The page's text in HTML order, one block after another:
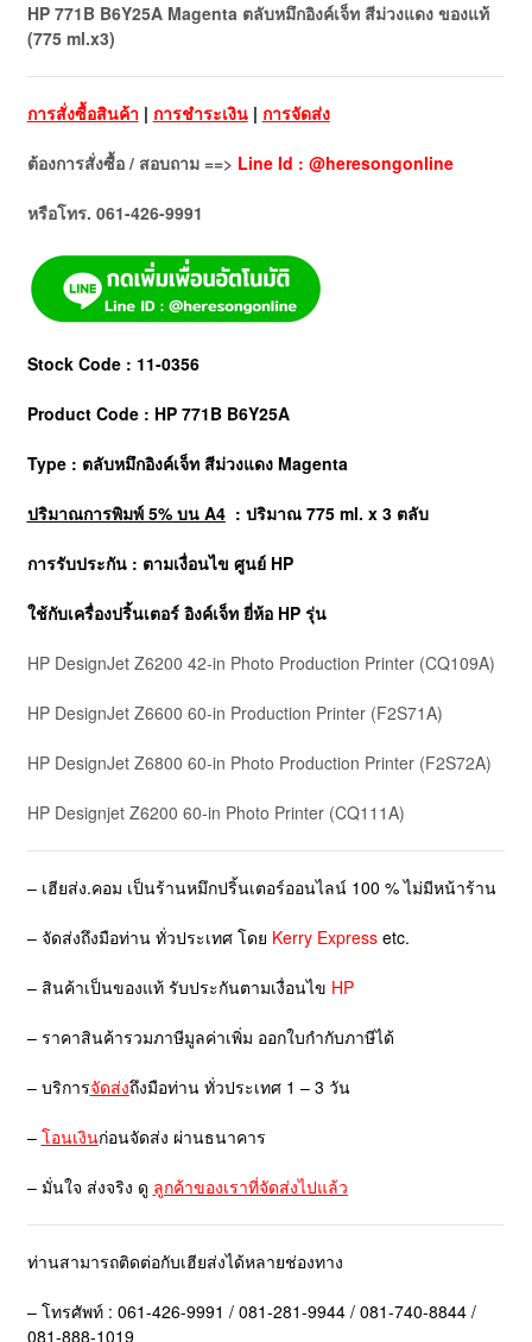
HP 771B B6Y25A Magenta ตลับหมึกอิงค์เจ็ท สีม่วงแดง ของแท้
(775 ml.x3)
การสั่งซื้อสินค้า | การชำระเงิน| การจัดส่ง
ต้องการสั่งซื้อ / สอบถาม ==> Line Id : @heresongonline
หรือโทร. 061-426-9991
Stock Code : 11-0356
Product Code : HP 771B B6Y25A
Type : ตลับหมึกอิงค์เจ็ท สีม่วงแดง Magenta
ปริมาณการพิมพ์ 5% บน A4: ปริมาณ 775 ml. x 3 ตลับ
การรับประกัน : ตามเงื่อนไข ศูนย์ HP
ใช้กับเครื่องปริ้นเตอร์ อิงค์เจ็ท ยี่ห้อ HPรุ่น
HP DesignJet Z6200 42-in Photo Production Printer (CQ109A)
HP DesignJet Z6600 60-in Production Printer (F2S71A)
HP DesignJet Z6800 60-in Photo Production Printer (F2S72A)
HP Designjet Z6200 60-in Photo Printer (CQ111A)
– เฮียส่ง.คอม เป็นร้านหมึกปริ้นเตอร์ออนไลน์ 100 % ไม่มีหน้าร้าน
– จัดส่งถึงมือท่าน ทั่วประเทศ โดย Kerry Expressetc.
– สินค้าเป็นของแท้ รับประกันตามเงื่อนไข HP
– ราคาสินค้ารวมภาษีมูลค่าเพิ่ม ออกใบกำกับภาษีได้
– บริการจัดส่งถึงมือท่าน ทั่วประเทศ 1 – 3 วัน
– โอนเงินก่อนจัดส่ง ผ่านธนาคาร
– มั่นใจ ส่งจริง ดู ลูกค้าของเราที่จัดส่งไปแล้ว
ท่านสามารถติดต่อกับเฮียส่งได้หลายช่องทาง
– โทรศัพท์ : 061-426-9991 / 081-281-9944 / 081-740-8844 /
081-888-1019